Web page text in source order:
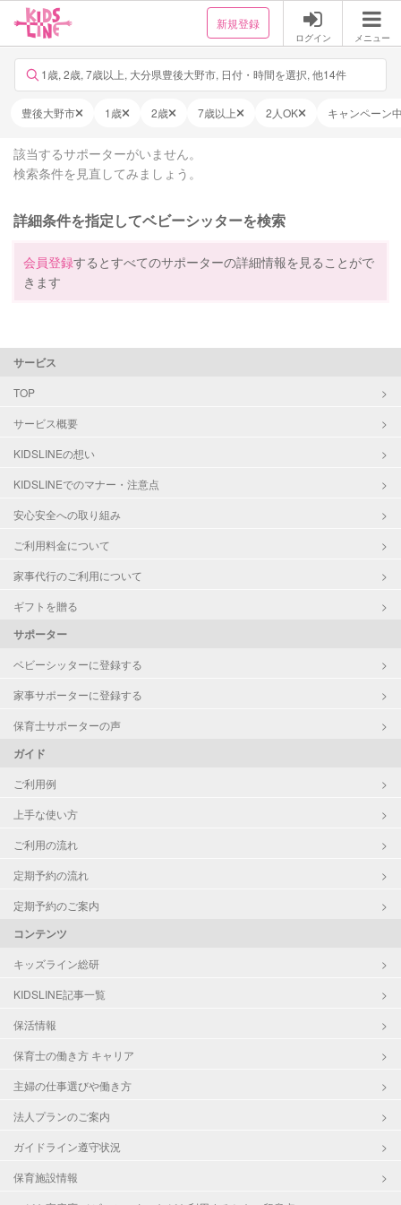
新規登録
ログイン メニュー
1歳, 2歳, 7歳以上, 大分県豊後大野市, 日付・時間を選択, 他14件
豊後大野市 1歳 2歳 7歳以上 2人OK キャンペーン
該当するサポーターがいません。
検索条件を見直してみましょう。
詳細条件を指定してベビーシッターを検索
会員登録するとすべてのサポーターの詳細情報を見ることがで
きます
サービス
TOP
サービス概要
KIDSLINEの想い
KIDSLINEでのマナー・注意点
安心安全への取り組み
ご利用料金について
家事代行のご利用について
ギフトを贈る
サポーター
ベビーシッターに登録する
家事サポーターに登録する
保育士サポーターの声
ガイド
ご利用例
上手な使い方
ご利用の流れ
定期予約の流れ
定期予約のご案内
コンテンツ
キッズライン総研
KIDSLINE記事一覧
保活情報
保育士の働き方 キャリア
主婦の仕事選びや働き方
法人プランのご案内
ガイドライン遵守状況
保育施設情報